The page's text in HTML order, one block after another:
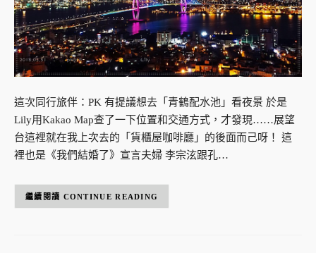
這次同行旅伴：PK 有提議想去「青鶴配水池」看夜景 於是
Lily用Kakao Map查了一下位置和交通方式，才發現……展望
台這裡就在我上次去的「貨櫃屋咖啡廳」的後面而己呀！ 這
裡也是《我們結婚了》宣言夫婦 李宗泫跟孔…
CONTINUE READING